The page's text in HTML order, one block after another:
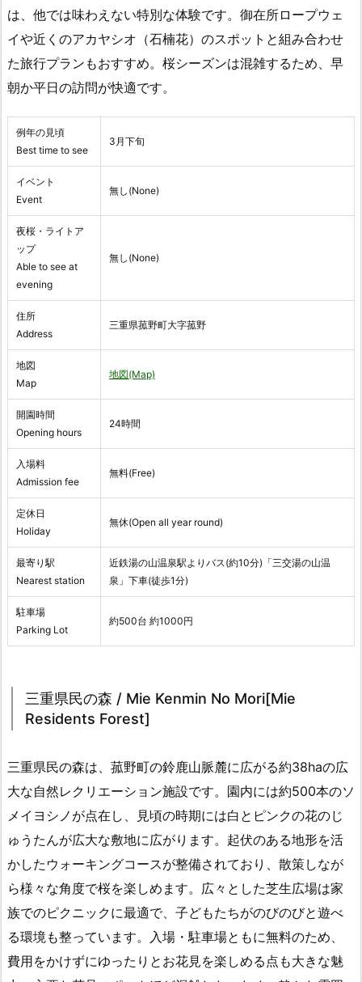
は、他では味わえない特別な体験です。御在所ロープウェ
イや近くのアカヤシオ（石楠花）のスポットと組み合わせ
た旅行プランもおすすめ。桜シーズンは混雑するため、早
朝か平日の訪問が快適です。
例年の見頃
Best time to see
3月下旬
イベント
Event
無し(None)
夜桜・ライトア
ップ
Able to see at
evening
無し(None)
住所
Address
三重県菰野町大字菰野
地図
Map
地図(Map)
開園時間
Opening hours
24時間
入場料
Admission fee
無料(Free)
定休日
Holiday
無休(Open all year round)
最寄り駅
Nearest station
近鉄湯の山温泉駅よりバス(約10分)「三交湯の山温
泉」下車(徒歩1分)
駐車場
Parking Lot
約500台 約1000円
三重県民の森 / Mie Kenmin No Mori[Mie
Residents Forest]
三重県民の森は、菰野町の鈴鹿山脈麓に広がる約38haの広
大な自然レクリエーション施設です。園内には約500本のソ
メイヨシノが点在し、見頃の時期には白とピンクの花のじ
ゅうたんが広大な敷地に広がります。起伏のある地形を活
かしたウォーキングコースが整備されており、散策しなが
ら様々な角度で桜を楽しめます。広々とした芝生広場は家
族でのピクニックに最適で、子どもたちがのびのびと遊べ
る環境も整っています。入場・駐車場ともに無料のため、
費用をかけずにゆったりとお花見を楽しめる点も大きな魅